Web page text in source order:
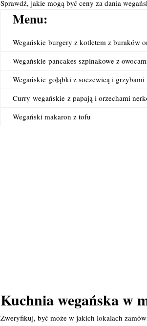
Sprawdź, jakie mogą być ceny za dania
Menu:
Wegańskie burgery z kotletem z buraków
Wegańskie pancakes szpinakowe z
Wegańskie gołąbki z soczewicą i grzybami
Currywegańskie z papają i orzechami
Wegański makaron z tofu
Kuchnia wegańska w
Zweryfikuj, być może w jakich lokalach